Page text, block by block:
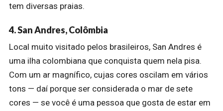
tem diversas praias.
4. San Andres, Colômbia
Local muito visitado pelos brasileiros, San Andres é
uma ilha colombiana que conquista quem nela pisa.
Com um ar magnífico, cujas cores oscilam em vários
tons — daí porque ser considerada o mar de sete
cores — se você é uma pessoa que gosta de estar em